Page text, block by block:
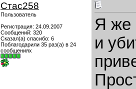
Стас258
Пользователь
Регистрация: 24.09.2007
Сообщений: 320
Сказал(а) спасибо: 6
Поблагодарили 35 раз(а) в 24
сообщениях
Я же
и